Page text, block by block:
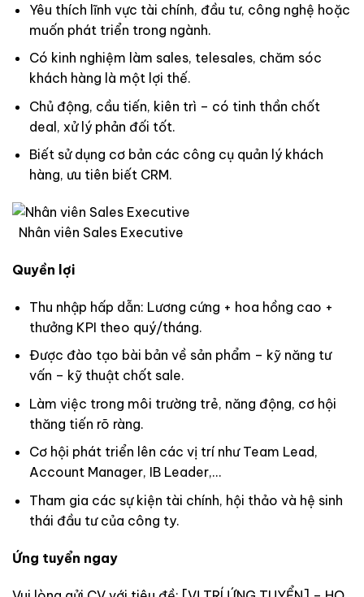
Yêu thích lĩnh vực tài chính, đầu tư, công nghệ hoặc
muốn phát triển trong ngành.
Có kinh nghiệm làm sales, telesales, chăm sóc
khách hàng là một lợi thế.
Chủ động, cầu tiến, kiên trì – có tinh thần chốt
deal, xử lý phản đối tốt.
Biết sử dụng cơ bản các công cụ quản lý khách
hàng, ưu tiên biết CRM.
Nhân viên Sales Executive
Quyền lợi
Thu nhập hấp dẫn: Lương cứng + hoa hồng cao +
thưởng KPI theo quý/tháng.
Được đào tạo bài bản về sản phẩm – kỹ năng tư
vấn – kỹ thuật chốt sale.
Làm việc trong môi trường trẻ, năng động, cơ hội
thăng tiến rõ ràng.
Cơ hội phát triển lên các vị trí như Team Lead,
Account Manager, IB Leader,…
Tham gia các sự kiện tài chính, hội thảo và hệ sinh
thái đầu tư của công ty.
Ứng tuyển ngay